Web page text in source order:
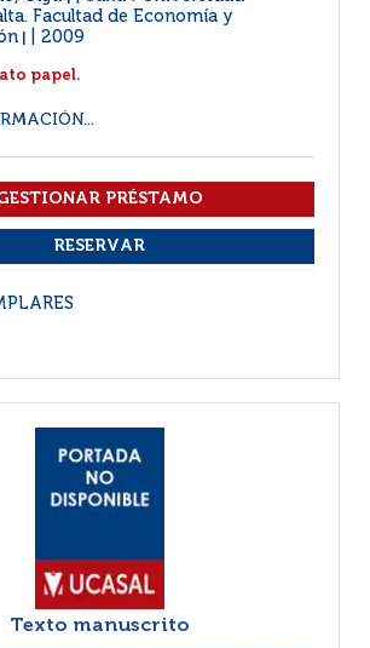
Facultad de Economía y
2009
papel.
Texto manuscrito